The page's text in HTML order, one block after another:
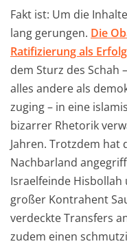
Fakt ist: Um die
lang gerungen. Die
Ratifizierung als
dem Sturz des Schah
alles andere als
zuging – in eine
bizarrer Rhetorik
Jahren. Trotzdem hat
Nachbarland
Israelfeinde Hisbollah
großer Kontrahent
verdeckte Transfers
zudem einen